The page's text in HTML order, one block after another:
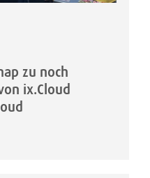
zu noch
ix.Cloud